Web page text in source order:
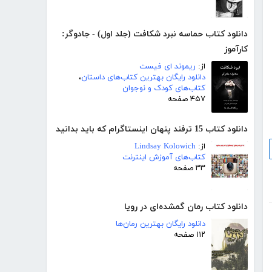
دانلود کتاب حماسه نبرد شکافت (جلد اول) - جادوگر:
کارآموز
از: ریموند ای فیست
دانلود رایگان بهترین کتاب‌های داستان،
کتاب‌های کودک و نوجوان
۴۵۷ صفحه
دانلود کتاب 15 ترفند پنهان اینستاگرام که باید بدانید
از: Lindsay Kolowich
کتاب‌های آموزش اینترنت
۳۳ صفحه
دانلود کتاب رمان گمشده‌ای در رویا
دانلود رایگان بهترین رمان‌ها
۱۱۲ صفحه